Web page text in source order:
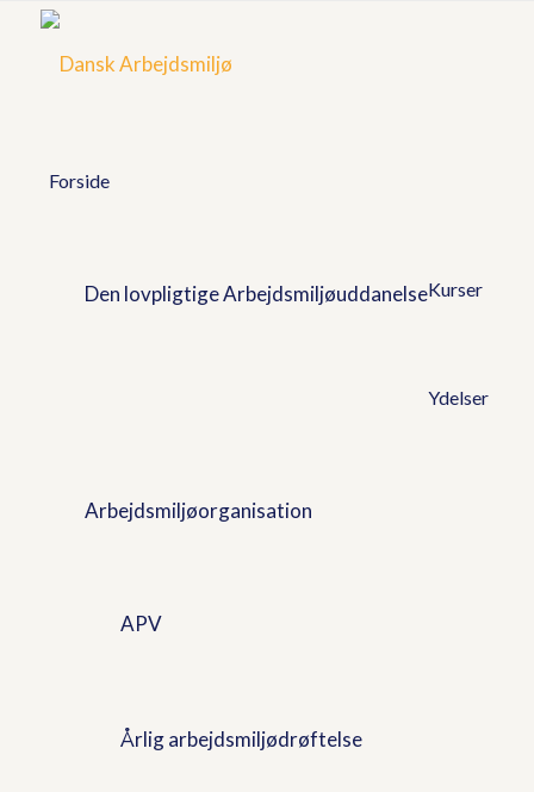
Forside
Kurser
Den lovpligtige Arbejdsmiljøuddanelse
Ydelser
Arbejdsmiljøorganisation
APV
Årlig arbejdsmiljødrøftelse